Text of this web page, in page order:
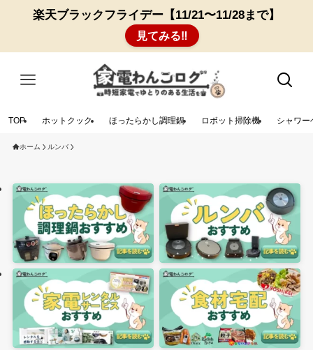
楽天ブラックフライデー【11/21〜11/28まで】
見てみる‼︎
TOP ホットクック ほったらかし調理鍋 ロボット掃除機 シャワー
ホーム ルンバ